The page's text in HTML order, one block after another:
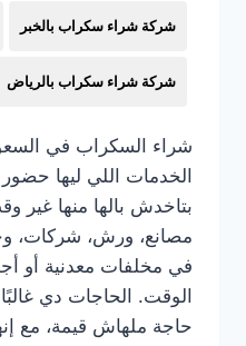
شركة شراء سكراب بالخبر
شركة شراء سكراب بالرياض
شراء السكراب في
الخدمات اللي ليها
بتاخدش بالها منها غير
مصانع، ورش، شركات،
في مخلفات معدنية أو
الوقت. الحاجات دي
حاجة ملهاش قيمة، مع